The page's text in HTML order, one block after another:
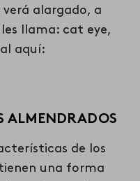
alargado, a
llama: cat eye,
aquí:
ALMENDRADOS
de los
una forma